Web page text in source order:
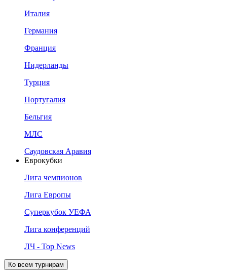
Италия
Германия
Франция
Нидерланды
Турция
Португалия
Бельгия
МЛС
Саудовская Аравия
Еврокубки
Лига чемпионов
Лига Европы
Суперкубок УЕФА
Лига конференций
ЛЧ - Top News
Ко всем турнирам